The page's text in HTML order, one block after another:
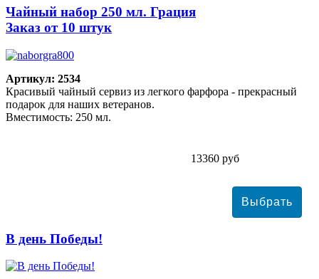
Чайный набор 250 мл. Грация
Заказ от 10 штук
Артикул: 2534
Красивый чайный сервиз из легкого фарфора - прекрасный
подарок для наших ветеранов.
Вместимость: 250 мл.
13360 руб
В день Победы!